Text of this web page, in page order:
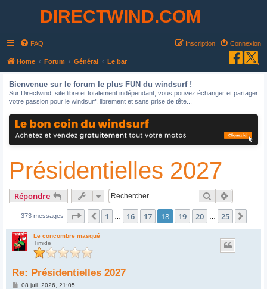
DIRECTWIND.COM
FAQ Connexion
Inscription
Home Forum Général Le bar
Bienvenue sur le forum le plus FUN du windsurf !
Sur Directwind, site libre et totalement indépendant, vous pouvez échanger et partager
votre passion pour le windsurf, librement et sans prise de tête...
Présidentielles 2027
Répondre Rechercher
373 messages Page 18 25
Précédent
1 16 17 18 19 20 25
Le concombre masqué
Timide
Re: Présidentielles 2027
M08 juil. 2026, 21:05